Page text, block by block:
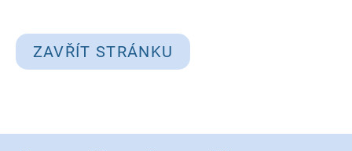
ZAVŘÍT STRÁNKU